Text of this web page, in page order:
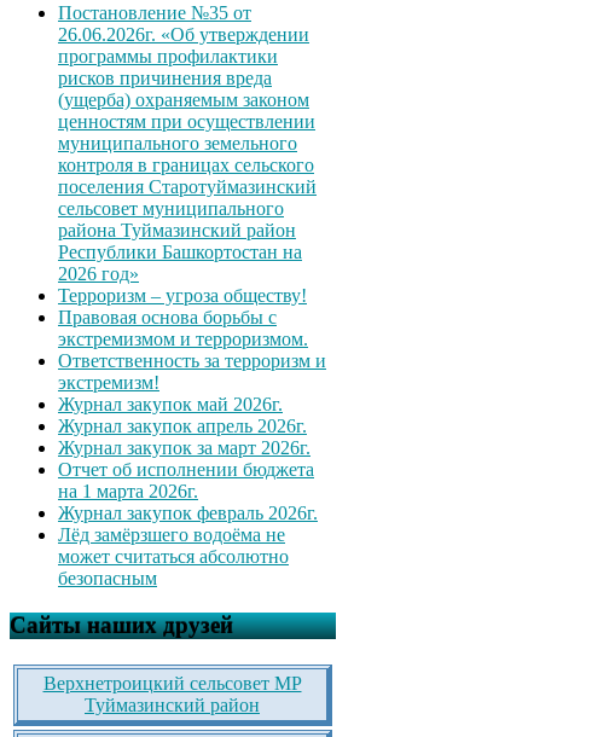
Постановление №35 от
26.06.2026г. «Об утверждении
программы профилактики
рисков причинения вреда
(ущерба) охраняемым законом
ценностям при осуществлении
муниципального земельного
контроля в границах сельского
поселения Старотуймазинский
сельсовет муниципального
района Туймазинский район
Республики Башкортостан на
2026 год»
Терроризм – угроза обществу!
Правовая основа борьбы с
экстремизмом и терроризмом.
Ответственность за терроризм и
экстремизм!
Журнал закупок май 2026г.
Журнал закупок апрель 2026г.
Журнал закупок за март 2026г.
Отчет об исполнении бюджета
на 1 марта 2026г.
Журнал закупок февраль 2026г.
Лёд замёрзшего водоёма не
может считаться абсолютно
безопасным
Сайты наших друзей
Верхнетроицкий сельсовет МР
Туймазинский район